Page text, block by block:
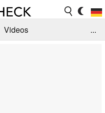
Videos
...